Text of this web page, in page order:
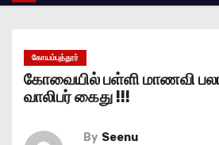
கோயம்புத்தூர்
கோவையில் பள்ளி மாணவி
வாலிபர் கைது !!!
By Seenu